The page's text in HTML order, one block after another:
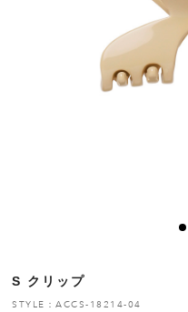
ヘアアレンジ動画
ヒストリー
お修理について
S クリップ
STYLE：ACCS-18214-04